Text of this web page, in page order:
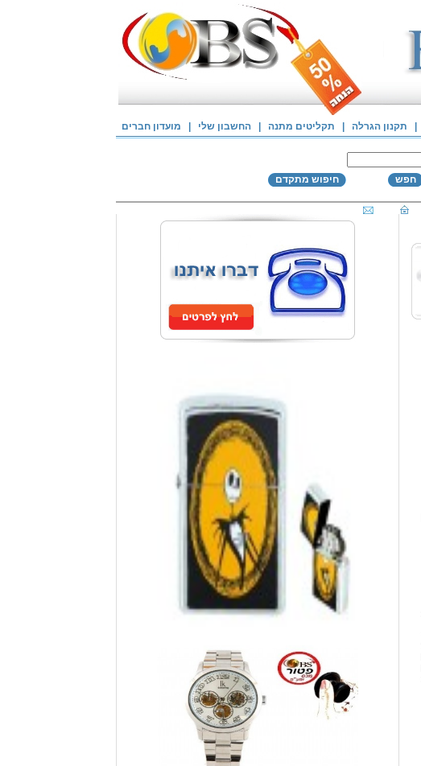
תקנון הגרלה תקליטים מתנה החשבון שלי מועדון חברים
חפש חיפוש מתקדם